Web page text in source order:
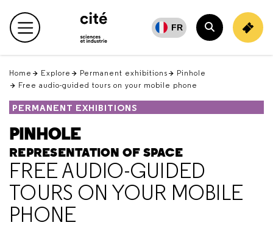
en
haut Main menu FR
Search
Home Explore Permanent exhibitions
Pinhole
Free audio-guided tours on your mobile phone
PERMANENT EXHIBITIONS
PINHOLE
REPRESENTATION OF SPACE
FREE AUDIO-GUIDED
TOURS ON YOUR MOBILE
PHONE